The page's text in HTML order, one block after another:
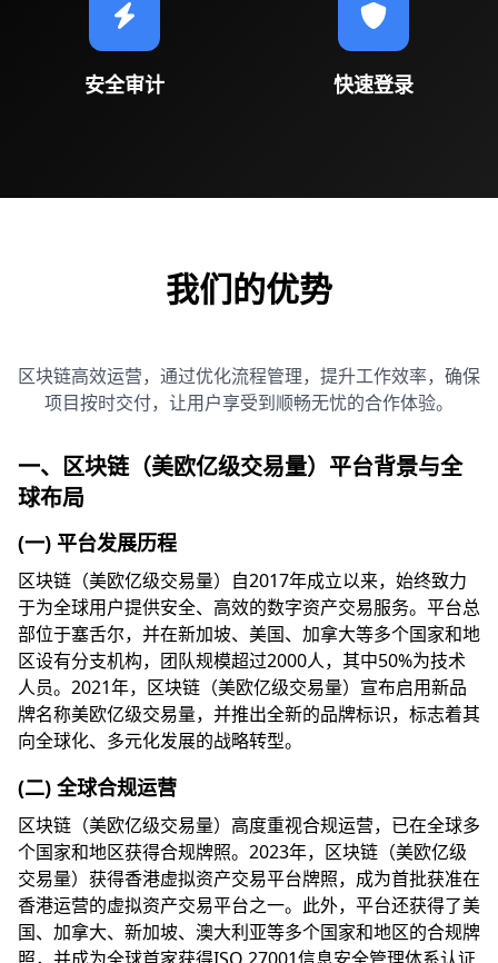
安全审计 快速登录
我们的优势
区块链高效运营，通过优化流程管理，提升工作效率，确保
项目按时交付，让用户享受到顺畅无忧的合作体验。
一、区块链（美欧亿级交易量）平台背景与全
球布局
(一) 平台发展历程
区块链（美欧亿级交易量）自2017年成立以来，始终致力
于为全球用户提供安全、高效的数字资产交易服务。平台总
部位于塞舌尔，并在新加坡、美国、加拿大等多个国家和地
区设有分支机构，团队规模超过2000人，其中50%为技术
人员。2021年，区块链（美欧亿级交易量）宣布启用新品
牌名称美欧亿级交易量，并推出全新的品牌标识，标志着其
向全球化、多元化发展的战略转型。
(二) 全球合规运营
区块链（美欧亿级交易量）高度重视合规运营，已在全球多
个国家和地区获得合规牌照。2023年，区块链（美欧亿级
交易量）获得香港虚拟资产交易平台牌照，成为首批获准在
香港运营的虚拟资产交易平台之一。此外，平台还获得了美
国、加拿大、新加坡、澳大利亚等多个国家和地区的合规牌